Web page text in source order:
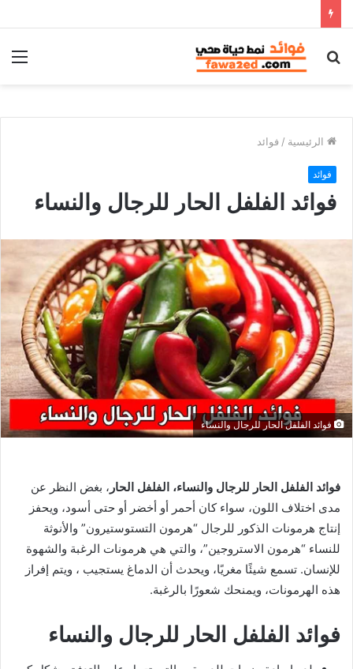
بحث
الرئيسية / فوائد
فوائد
فوائد الفلفل الحار للرجال والنساء
فوائد الفلفل الحار للرجال والنساء
فوائد الفلفل الحار للرجال والنساء، الفلفل الحار ، بغض النظر عن
مدى اختلاف اللون، سواء كان أحمر أو أخضر أو ​​حتى أسود، ويحفز
إنتاج هرمونات الذكور للرجال “هرمون التستوستيرون” والأنوثة
للنساء “هرمون الاستروجين”، والتي هي هرمونات الرغبة والشهوة
للإنسان. تسمع شيئًا مغريًا، ويحدث أن الدماغ يستجيب ، ويتم إفراز
هذه الهرمونات، ويمنحك شعورًا بالرغبة.
فوائد الفلفل الحار للرجال والنساء